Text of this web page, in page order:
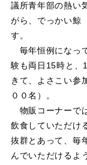
議所青年部の熱い
がら、でっかい鯨
す。
毎年恒例になっ
験も両日15時と、
きて、よさこい参
００名）。
物販コーナーで
飲食していただけ
抜群とあって、毎
んでいただけるよ